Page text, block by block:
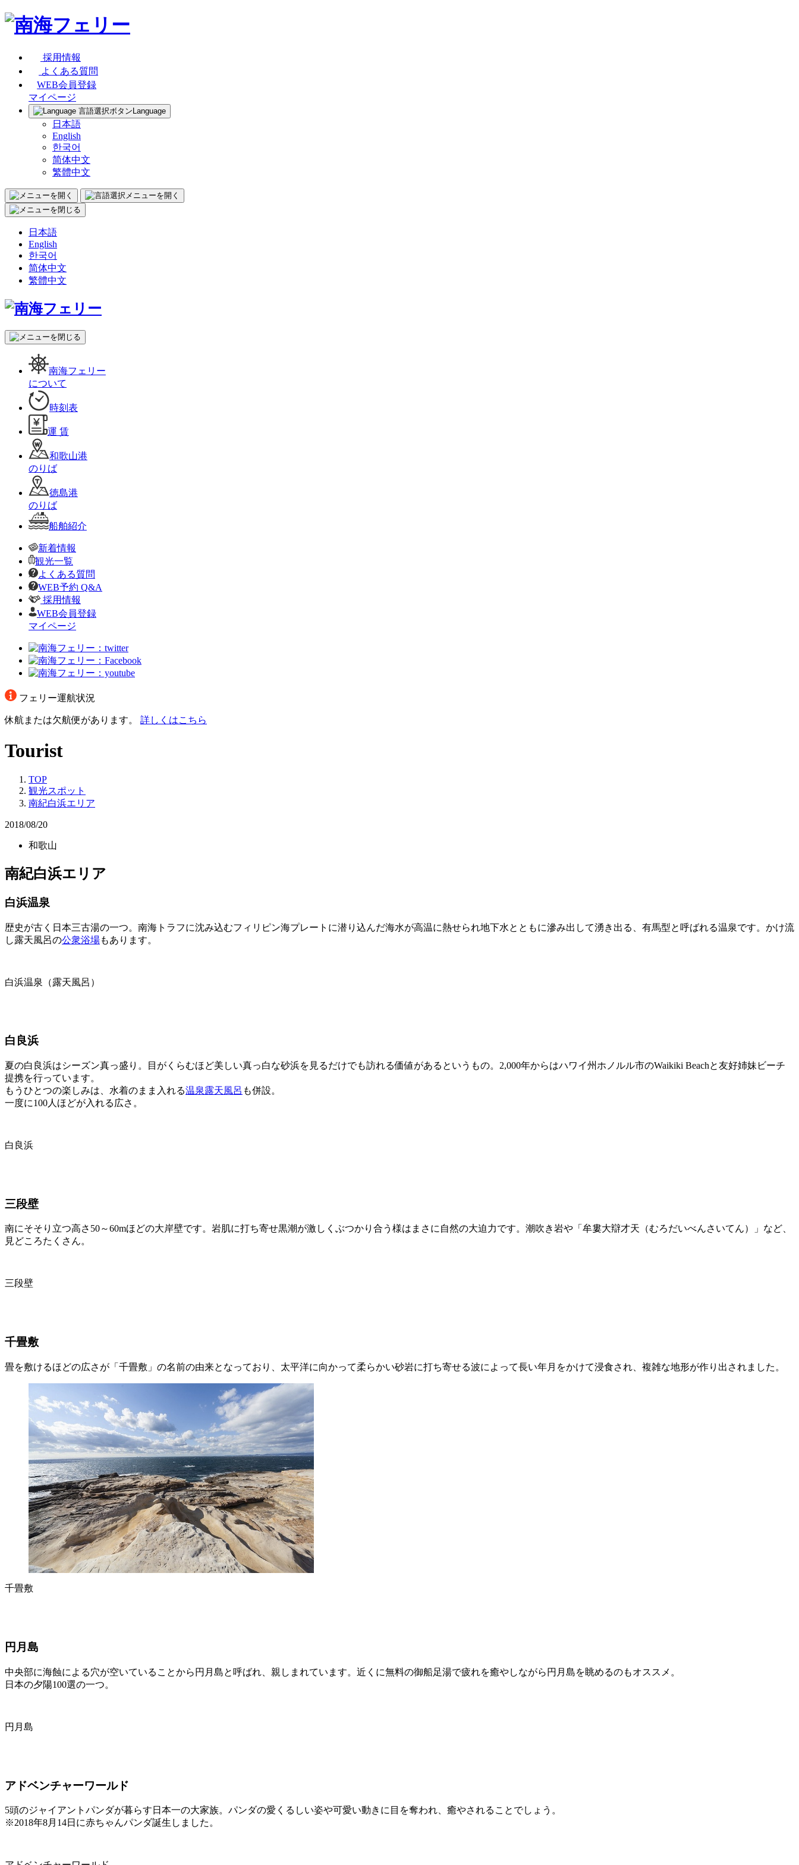
採用情報
よくある質問
WEB会員登録
マイページ
Language
日本語
English
한국어
简体中文
繁體中文
日本語
English
한국어
简体中文
繁體中文
南海フェリー
について
時刻表
運 賃
和歌山港
のりば
徳島港
のりば
船舶紹介
新着情報
観光一覧
よくある質問
WEB予約 Q&A
採用情報
WEB会員登録
マイページ
フェリー運航状況
休航または欠航便があります。 詳しくはこちら
Tourist
TOP
観光スポット
南紀白浜エリア
2018/08/20
和歌山
南紀白浜エリア
白浜温泉
歴史が古く日本三古湯の一つ。南海トラフに沈み込むフィリピン海プレートに潜り込んだ海水が高温に熱せられ地下水とともに滲み出して湧き出る、有馬型と呼ばれる温泉です。かけ流
し露天風呂の公衆浴場もあります。
白浜温泉（露天風呂）
白良浜
夏の白良浜はシーズン真っ盛り。目がくらむほど美しい真っ白な砂浜を見るだけでも訪れる価値があるというもの。2,000年からはハワイ州ホノルル市のWaikiki Beachと友好姉妹ビーチ
提携を行っています。
もうひとつの楽しみは、水着のまま入れる温泉露天風呂 も併設。
一度に100人ほどが入れる広さ。
白良浜
三段壁
南にそそり立つ高さ50～60mほどの大岸壁です。岩肌に打ち寄せ黒潮が激しくぶつかり合う様はまさに自然の大迫力です。潮吹き岩や「牟婁大辯才天（むろだいべんさいてん）」など、
見どころたくさん。
三段壁
千畳敷
畳を敷けるほどの広さが「千畳敷」の名前の由来となっており、太平洋に向かって柔らかい砂岩に打ち寄せる波によって長い年月をかけて浸食され、複雑な地形が作り出されました。
千畳敷
円月島
中央部に海蝕による穴が空いていることから円月島と呼ばれ、親しまれています。近くに無料の御船足湯で疲れを癒やしながら円月島を眺めるのもオススメ。
日本の夕陽100選の一つ。
円月島
アドベンチャーワールド
5頭のジャイアントパンダが暮らす日本一の大家族。パンダの愛くるしい姿や可愛い動きに目を奪われ、癒やされることでしょう。
※2018年8月14日に赤ちゃんパンダ誕生しました。